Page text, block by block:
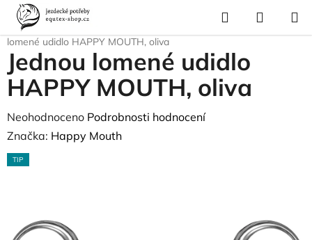
Přejít
obsah
Hledat
KOŠÍK
Domů
Pro koně
lomené udidlo HAPPY MOUTH, oliva
Jednou lomené udidlo
HAPPY MOUTH, oliva
Průměrné
hodnocení
produktu
Neohodnoceno Podrobnosti hodnocení
Značka: Happy Mouth
TIP